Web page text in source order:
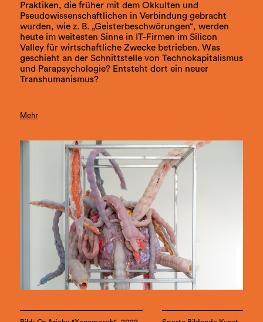
Praktiken, die früher mit dem Okkulten und
Pseudowissenschaftlichen in Verbindung gebracht
wurden, wie z. B. „Geisterbeschwörungen“, werden
heute im weitesten Sinne in IT-Firmen im Silicon
Valley für wirtschaftliche Zwecke betrieben. Was
geschieht an der Schnittstelle von Technokapitalismus
und Parapsychologie? Entsteht dort ein neuer
Transhumanismus?
Mehr